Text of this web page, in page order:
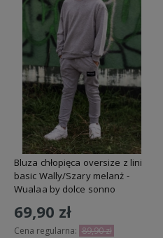
Bluza chłopięca oversize z lini
basic Wally/Szary melanż -
Wualaa by dolce sonno
69,90 zł
Cena regularna: 89,90 zł